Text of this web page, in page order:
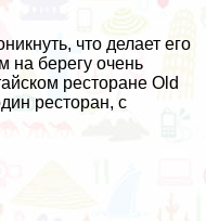
что делает его
на берегу очень
ресторане Old
ресторан, с